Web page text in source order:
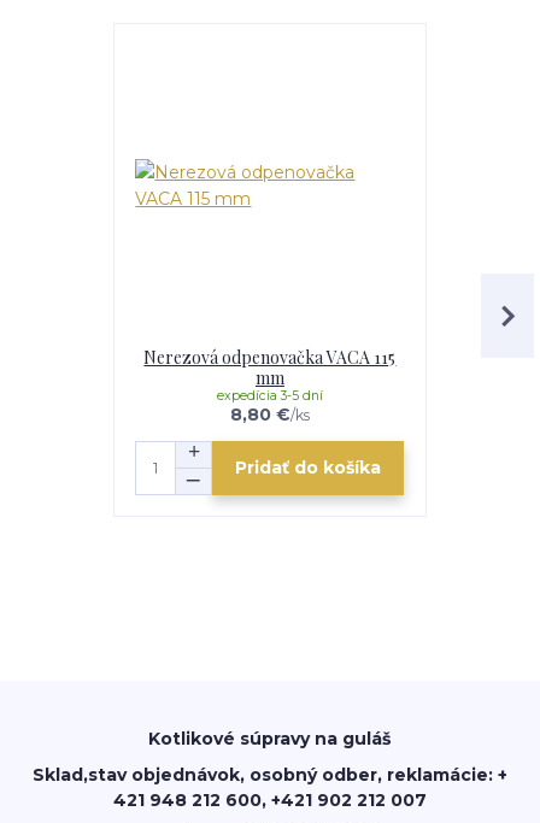
Nerezová odpenovačka VACA 115
mm
8,80 €/ks
expedícia 3-5 dní
Pridať do košíka
Kotlikové súpravy na guláš
Sklad,stav objednávok, osobný odber, reklamácie: +
421 948 212 600, +421 902 212 007